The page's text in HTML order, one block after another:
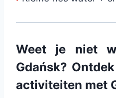
Weet je niet
Gdańsk?
activiteiten met